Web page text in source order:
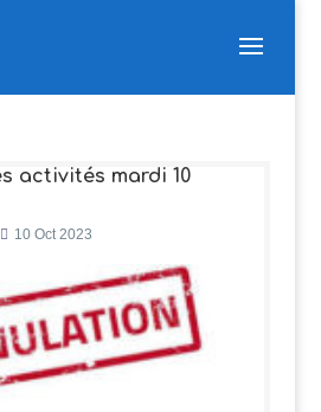
activités mardi 10
10 Oct 2023